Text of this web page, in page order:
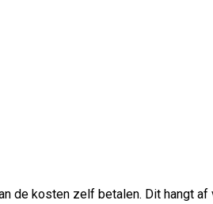
de kosten zelf betalen. Dit hangt